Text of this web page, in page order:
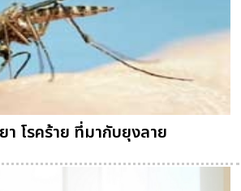
โรคร้าย ที่มากับยุงลาย